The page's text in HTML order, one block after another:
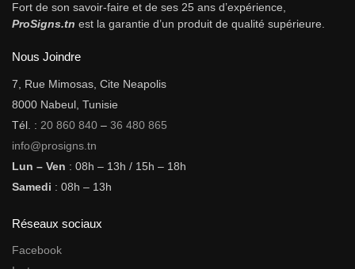
Fort de son savoir-faire et de ses 25 ans d’expérience,
ProSigns.tn est la garantie d’un produit de qualité supérieure.
Nous Joindre
7, Rue Mimosas, Cite Neapolis
8000 Nabeul, Tunisie
Tél. : 20 860 840 – 36 480 865
info@prosigns.tn
Lun – Ven : 08h – 13h / 15h – 18h
Samedi : 08h – 13h
Réseaux sociaux
Facebook